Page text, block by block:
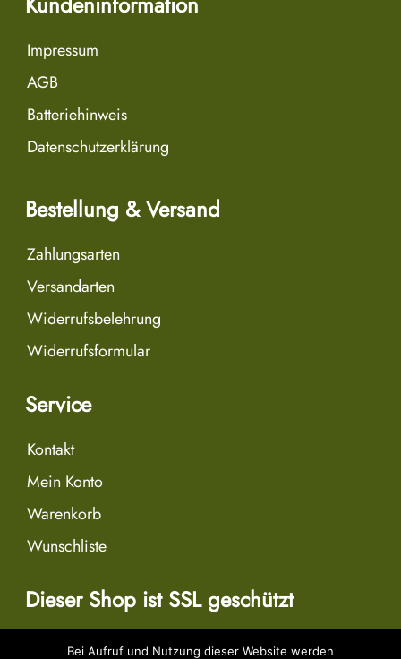
Impressum
AGB
Batteriehinweis
Datenschutzerklärung
Bestellung & Versand
Zahlungsarten
Versandarten
Widerrufsbelehrung
Widerrufsformular
Service
Kontakt
Mein Konto
Warenkorb
Wunschliste
Dieser Shop ist SSL geschützt
Bei Aufruf und Nutzung dieser Website werden